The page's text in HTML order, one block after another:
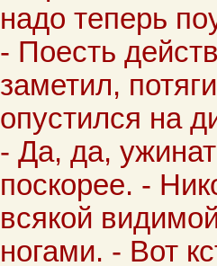
надо теперь
- Поесть
заметил,
опустился на
- Да, да,
поскорее. -
всякой
ногами. - Вот